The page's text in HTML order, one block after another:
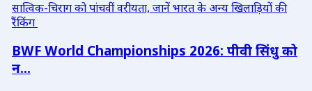
BWF World Championships 2026: पीवी सिंधु को
न...